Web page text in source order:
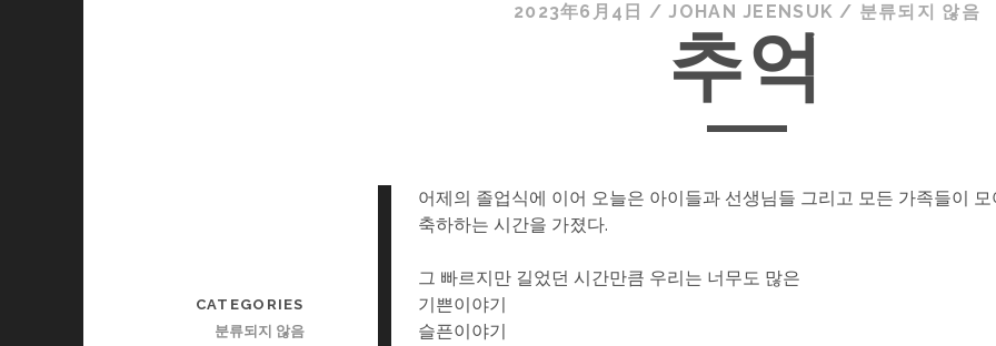
2023年6月4日 / JOHAN JEENSUK / 분류되지 않음
추억
어제의 졸업식에 이어 오늘은 아이들과 선생님들 그리고 모든 가족들이 모
축하하는 시간을 가졌다.
그 빠르지만 길었던 시간만큼 우리는 너무도 많은
기쁜이야기
슬픈이야기
CATEGORIES
분류되지 않음